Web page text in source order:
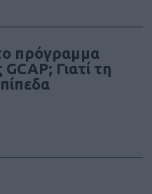
πρόγραμμα
Γιατί τη